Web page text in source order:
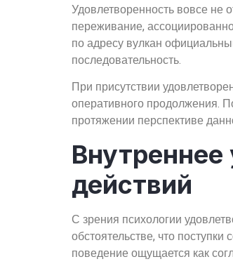
Удовлетворенность вовсе не
переживание,
по адресу вулкан
последовательность.
При присутствии
оперативного продолжения.
протяжении перспективе
Внутреннее
действий
С зрения психологии
обстоятельстве, что
поведение ощущается как